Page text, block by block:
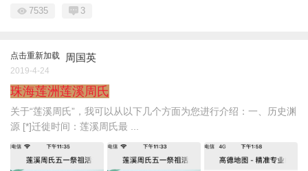
7535 3
点击重新加载 周国英
2019-4-24
珠海莲洲莲溪周氏
关于“莲溪周氏”，我可以从以下几个方面为您进行介绍：一、历史渊
源 [*]迁徙时间：莲溪周氏最 ...